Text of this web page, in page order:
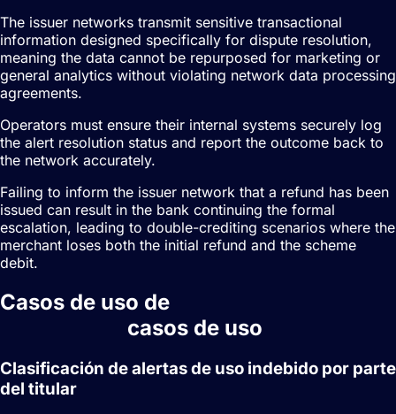
The issuer networks transmit sensitive transactional
information designed specifically for dispute resolution,
meaning the data cannot be repurposed for marketing or
general analytics without violating network data processing
agreements.
Operators must ensure their internal systems securely log
the alert resolution status and report the outcome back to
the network accurately.
Failing to inform the issuer network that a refund has been
issued can result in the bank continuing the formal
escalation, leading to double-crediting scenarios where the
merchant loses both the initial refund and the scheme
debit.
Casos de uso de
casos de uso
Clasificación de alertas de uso indebido por parte
del titular